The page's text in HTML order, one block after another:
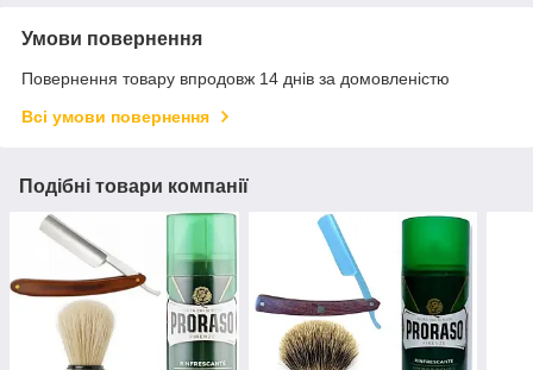
Умови повернення
Повернення товару впродовж 14 днів за домовленістю
Всі умови повернення
Подібні товари компанії